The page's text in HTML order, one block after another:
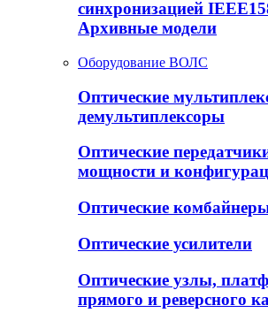
синхронизацией
Архивные модели
Оборудование ВОЛС
Оптические
демультиплексоры
Оптические
мощности и
Оптические
Оптические усилители
Оптические узлы,
прямого и реверсного